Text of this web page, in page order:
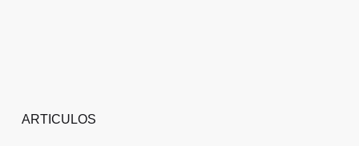
ARTICULOS